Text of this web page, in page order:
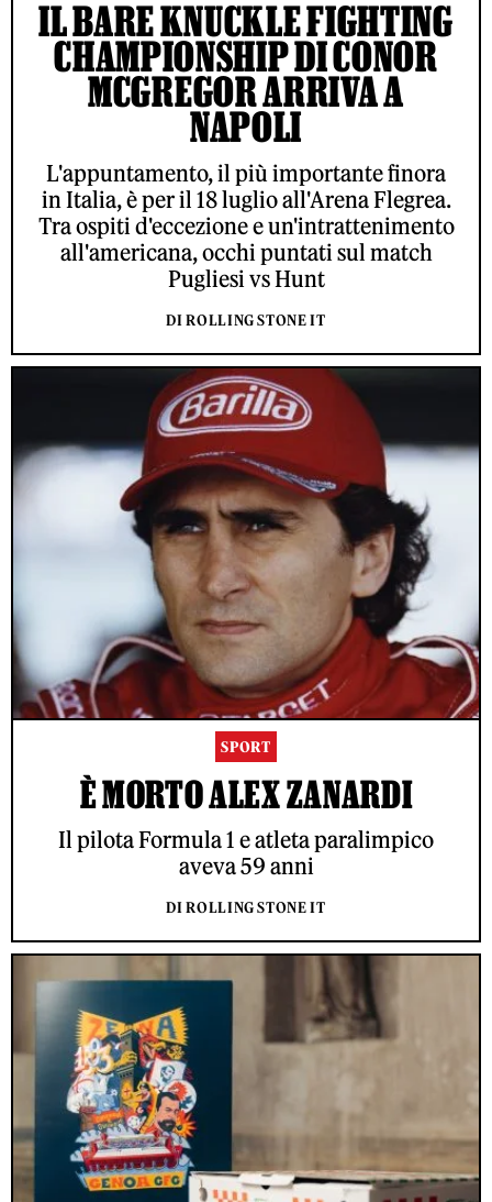
IL BARE KNUCKLE FIGHTING
CHAMPIONSHIP DI CONOR
MCGREGOR ARRIVA A
NAPOLI
L'appuntamento, il più importante finora
in Italia, è per il 18 luglio all'Arena Flegrea.
Tra ospiti d'eccezione e un'intrattenimento
all'americana, occhi puntati sul match
Pugliesi vs Hunt
DI ROLLING STONE IT
SPORT
È MORTO ALEX ZANARDI
Il pilota Formula 1 e atleta paralimpico
aveva 59 anni
DI ROLLING STONE IT